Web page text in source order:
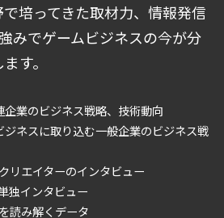
培ってきた取材力、情報発信
みでゲームビジネスの今が分
す。
企業のビジネス戦略、技術動向
ネスに取り込む一般企業のビジネス戦
リエイターのインタビュー
独インタビュー
読み解くデータ